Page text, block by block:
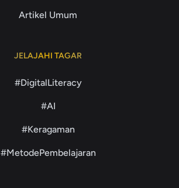
Artikel Umum
JELAJAHI TAGAR
#DigitalLiteracy
#AI
#Keragaman
#MetodePembelajaran